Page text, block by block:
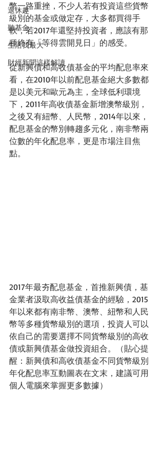
退休趣
聽基金
生活我最大
財經新聞這樣解讀
幣一路重挫，不少人若有投資這些貨幣
級別的基金或做定存，大多都買得手
軟，若2017年還堅持投資者，應該有那
種終有「等得雲開見日」的感受。
從新興債和高收債基金的平均配息率來
看，在2010年以前配息基金絕大多數都
是以美元和歐元為主，全球低利環境
下，2011年高收債基金新增澳幣級別，
之後又有紐幣、人民幣，2014年以來，
配息基金的幣別轉趨多元化，南非幣兩
位數的年化配息率，更是市場注目焦
點。
2017年最夯配息基金，首推新興債，基
金業者汲取高收益債基金的經驗，2015
年以來都有南非幣、澳幣、紐幣和人民
幣等多種貨幣級別的選項，投資人可以
依自己的需要選擇不同貨幣級別的高收
債或新興債基金做投資組合。（貼心提
醒：新興債和高收債基金不同貨幣級別
年化配息率互動圖表在文末，建議可用
個人電腦來掌握更多數據）